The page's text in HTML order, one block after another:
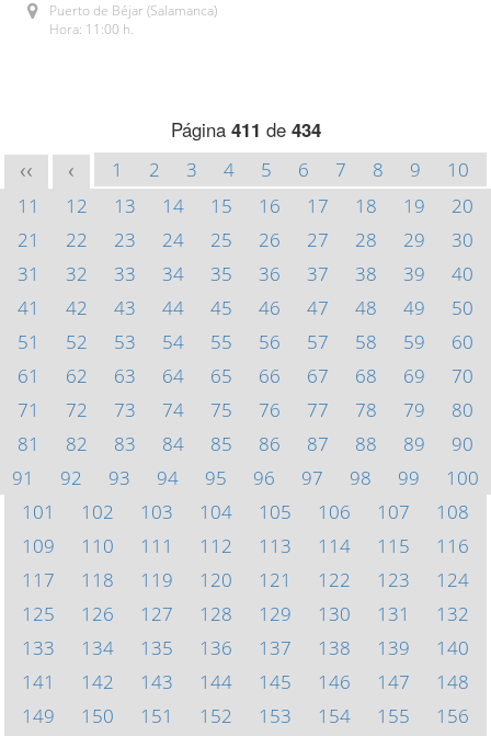
Puerto de Béjar (Salamanca)
Hora: 11:00 h.
Página 411 de 434
<< < 1 2 3 4 5 6 7 8 9
10
11
12 13 14 15 16 17 18 19
20
21
22 23 24 25 26 27 28 29
30
31
32 33 34 35 36 37 38 39
40
41
42 43 44 45 46 47 48 49
50
51
52 53 54 55 56 57 58 59
60
61
62 63 64 65 66 67 68 69
70
71
72 73 74 75 76 77 78 79
80
81
82 83 84 85 86 87 88 89
90
91
92 93 94 95 96 97 98 99
100
101
102 103 104 105 106 107
108
109
110 111 112 113 114 115
116
117
118 119 120 121 122 123
124
125
126 127 128 129 130 131
132
133
134 135 136 137 138 139
140
141
142 143 144 145 146 147
148
149
150 151 152 153 154 155
156